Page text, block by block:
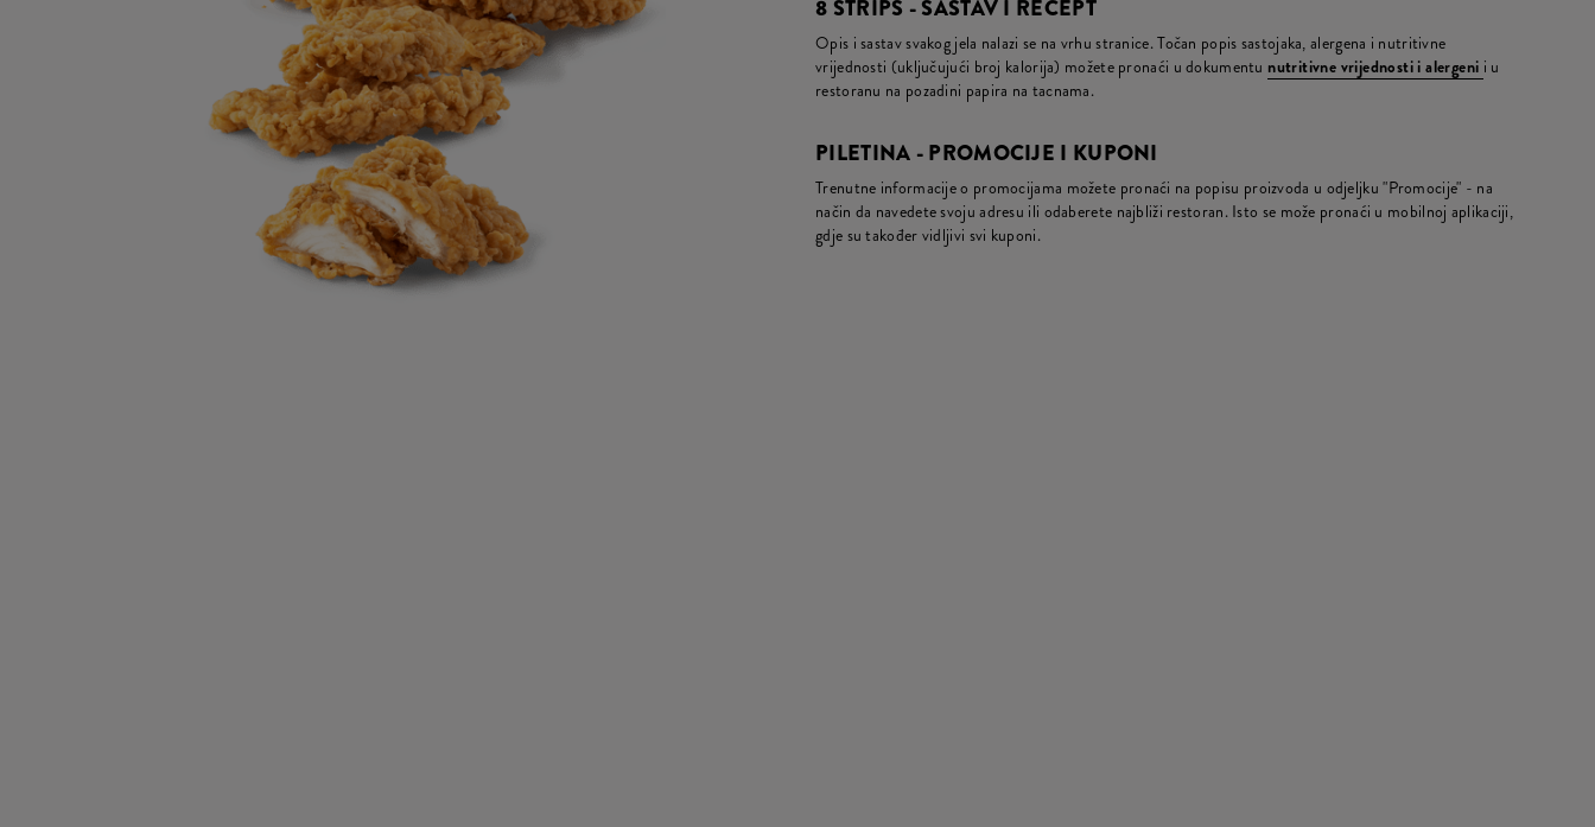
8 STRIPS - SASTAV I RECEPT
Opis i sastav svakog jela nalazi se na vrhu stranice. Točan popis sastojaka, alergena i nutritivne
vrijednosti (uključujući broj kalorija) možete pronaći u dokumentu nutritivne vrijednosti i alergeni i u
restoranu na pozadini papira na tacnama.
PILETINA - PROMOCIJE I KUPONI
Trenutne informacije o promocijama možete pronaći na popisu proizvoda u odjeljku "Promocije" - na
način da navedete svoju adresu ili odaberete najbliži restoran. Isto se može pronaći u mobilnoj aplikaciji,
gdje su također vidljivi svi kuponi.